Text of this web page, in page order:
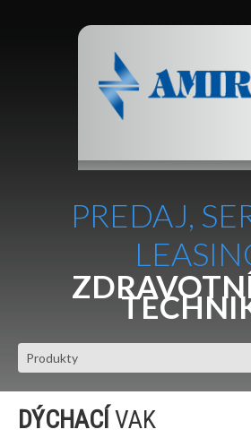
PREDAJ,
DÝCHACÍ VAK